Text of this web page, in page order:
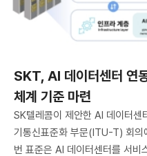
SKT, AI 데이터센터 연
체계 기준 마련
SK텔레콤이 제안한 AI 데이터센
기통신표준화 부문(ITU-T) 회의
번 표준은 AI 데이터센터를 서